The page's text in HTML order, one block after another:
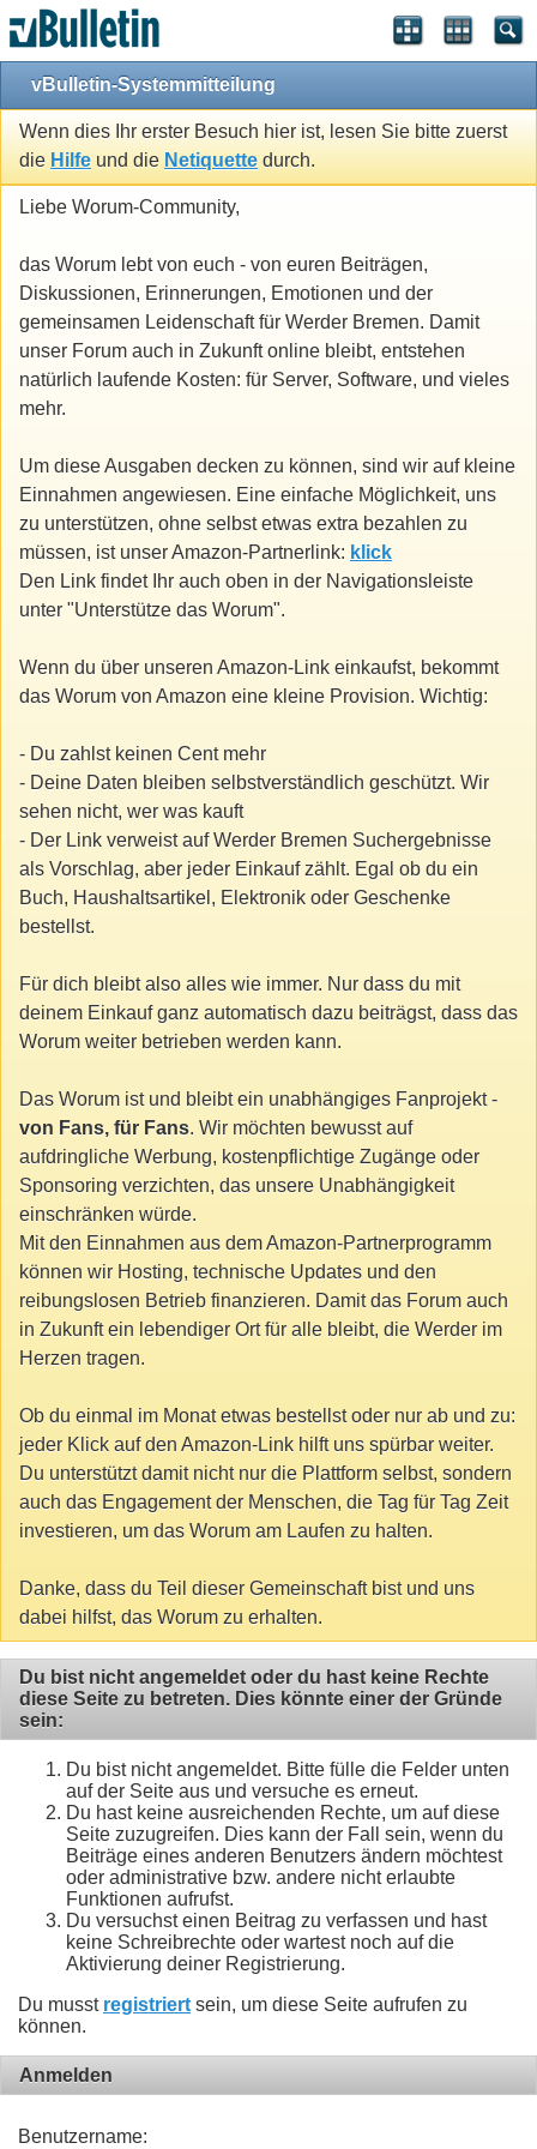
vBulletin-Systemmitteilung
Wenn dies Ihr erster Besuch hier ist, lesen Sie bitte zuerst
die Hilfe und die Netiquette durch.
Liebe Worum-Community,
das Worum lebt von euch - von euren Beiträgen,
Diskussionen, Erinnerungen, Emotionen und der
gemeinsamen Leidenschaft für Werder Bremen. Damit
unser Forum auch in Zukunft online bleibt, entstehen
natürlich laufende Kosten: für Server, Software, und vieles
mehr.
Um diese Ausgaben decken zu können, sind wir auf kleine
Einnahmen angewiesen. Eine einfache Möglichkeit, uns
zu unterstützen, ohne selbst etwas extra bezahlen zu
müssen, ist unser Amazon-Partnerlink: klick
Den Link findet Ihr auch oben in der Navigationsleiste
unter "Unterstütze das Worum".
Wenn du über unseren Amazon-Link einkaufst, bekommt
das Worum von Amazon eine kleine Provision. Wichtig:
- Du zahlst keinen Cent mehr
- Deine Daten bleiben selbstverständlich geschützt. Wir
sehen nicht, wer was kauft
- Der Link verweist auf Werder Bremen Suchergebnisse
als Vorschlag, aber jeder Einkauf zählt. Egal ob du ein
Buch, Haushaltsartikel, Elektronik oder Geschenke
bestellst.
Für dich bleibt also alles wie immer. Nur dass du mit
deinem Einkauf ganz automatisch dazu beiträgst, dass das
Worum weiter betrieben werden kann.
Das Worum ist und bleibt ein unabhängiges Fanprojekt -
von Fans, für Fans. Wir möchten bewusst auf
aufdringliche Werbung, kostenpflichtige Zugänge oder
Sponsoring verzichten, das unsere Unabhängigkeit
einschränken würde.
Mit den Einnahmen aus dem Amazon-Partnerprogramm
können wir Hosting, technische Updates und den
reibungslosen Betrieb finanzieren. Damit das Forum auch
in Zukunft ein lebendiger Ort für alle bleibt, die Werder im
Herzen tragen.
Ob du einmal im Monat etwas bestellst oder nur ab und zu:
jeder Klick auf den Amazon-Link hilft uns spürbar weiter.
Du unterstützt damit nicht nur die Plattform selbst, sondern
auch das Engagement der Menschen, die Tag für Tag Zeit
investieren, um das Worum am Laufen zu halten.
Danke, dass du Teil dieser Gemeinschaft bist und uns
dabei hilfst, das Worum zu erhalten.
Du bist nicht angemeldet oder du hast keine Rechte
diese Seite zu betreten. Dies könnte einer der Gründe
sein:
Du bist nicht angemeldet. Bitte fülle die Felder unten
auf der Seite aus und versuche es erneut.
Du hast keine ausreichenden Rechte, um auf diese
Seite zuzugreifen. Dies kann der Fall sein, wenn du
Beiträge eines anderen Benutzers ändern möchtest
oder administrative bzw. andere nicht erlaubte
Funktionen aufrufst.
Du versuchst einen Beitrag zu verfassen und hast
keine Schreibrechte oder wartest noch auf die
Aktivierung deiner Registrierung.
Du musst registriert sein, um diese Seite aufrufen zu
können.
Anmelden
Benutzername: